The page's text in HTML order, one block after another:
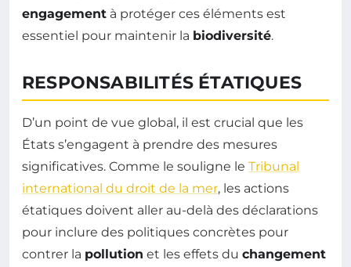
engagement à protéger ces éléments est
essentiel pour maintenir la biodiversité.
RESPONSABILITÉS ÉTATIQUES
D’un point de vue global, il est crucial que les
États s’engagent à prendre des mesures
significatives. Comme le souligne le Tribunal
international du droit de la mer, les actions
étatiques doivent aller au-delà des déclarations
pour inclure des politiques concrètes pour
contrer la pollution et les effets du changement